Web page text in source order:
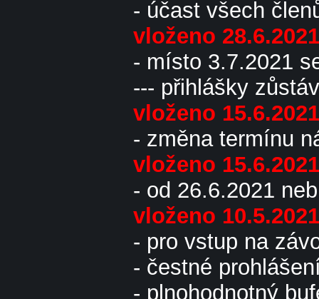
- účast všech
vloženo
- místo 3.7.2021
--- přihlášky
vloženo
- změna termínu
vloženo
- od 26.6.2021
vloženo
- pro vstup na
- čestné
- plnohodnotný